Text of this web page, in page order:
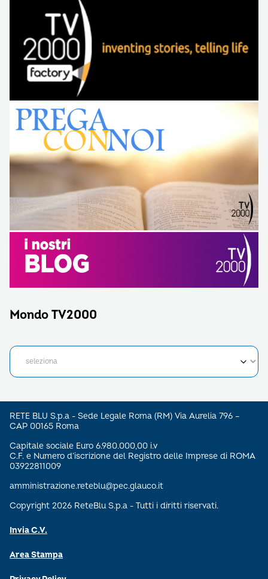
Mondo TV2000
RETE BLU S.p.a - Sede Legale Roma (RM) Via Aurelia 796 –
CAP 00165 Roma
Capitale sociale Euro 6.980.000,00 i.v
C.F. e Numero d’iscrizione del Registro delle Imprese di ROMA
03922811009
amministrazione.reteblu@pec.glauco.it
Copyright 2026 ReteBlu S.p.a - Tutti i diritti riservati.
Invia C.V.
Area Stampa